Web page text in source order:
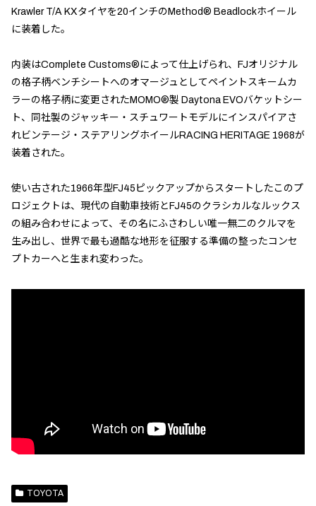
Krawler T/A KXタイヤを20インチのMethod® Beadlockホイール
に装着した。
内装はComplete Customs®によって仕上げられ、FJオリジナル
の格子柄ベンチシートへのオマージュとしてペイントスキームカ
ラーの格子柄に変更されたMOMO®製 Daytona EVOバケットシー
ト、同社製のジャッキー・スチュワートモデルにインスパイアさ
れビンテージ・ステアリングホイールRACING HERITAGE 1968が
装着された。
使い古された1966年型FJ45ピックアップからスタートしたこのプ
ロジェクトは、現代の自動車技術とFJ45のクラシカルなルックス
の組み合わせによって、その名にふさわしい唯一無二のクルマを
生み出し、世界で最も過酷な地形を征服する準備の整ったコンセ
プトカーへと生まれ変わった。
TOYOTA